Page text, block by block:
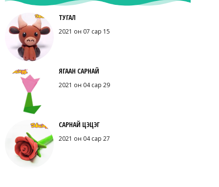
ТУГАЛ
2021 он 07 сар 15
ЯГААН САРНАЙ
2021 он 04 сар 29
САРНАЙ ЦЭЦЭГ
2021 он 04 сар 27